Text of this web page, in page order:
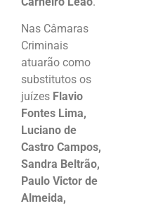
Nas Câmaras
Criminais
atuarão como
substitutos os
juízes Flavio
Fontes Lima,
Luciano de
Castro Campos,
Sandra Beltrão,
Paulo Victor de
Almeida,